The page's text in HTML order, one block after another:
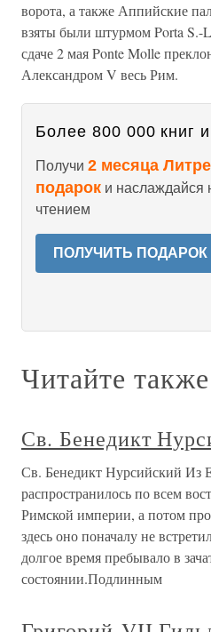
ворота, а также Аппийские
взяты были штурмом Porta S.-
сдаче 2 мая Ponte Molle
Александром V весь Рим.
Более 800 000 книг
Получи 2 месяца
подарок и наслаждайся
чтением
ПОЛУЧИТЬ ПОДАРОК
Читайте также
Св. Бенедикт
Св. Бенедикт Нурсийский Из
распространилось по всем
Римской империи, а потом
здесь оно поначалу не
долгое время пребывало в
состоянии.Подлинным